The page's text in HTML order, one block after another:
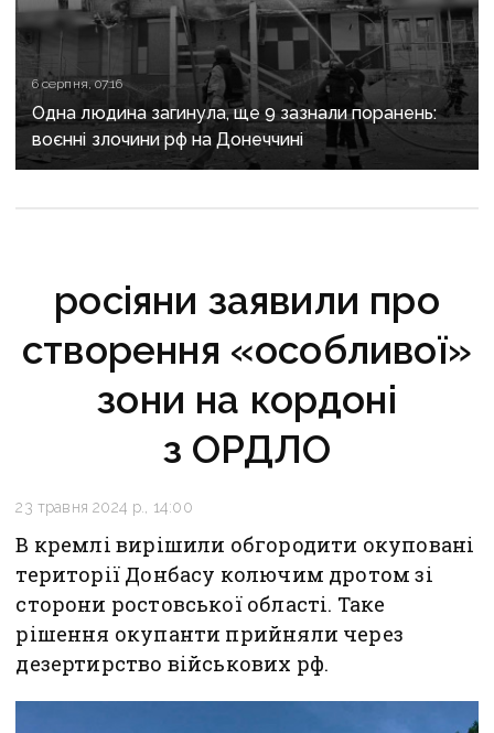
6 серпня, 07:16
Одна людина загинула, ще 9 зазнали поранень:
воєнні злочини рф на Донеччині
росіяни заявили про
створення «особливої»
зони на кордоні
з ОРДЛО
23 травня 2024 р., 14:00
В кремлі вирішили обгородити окуповані
території Донбасу колючим дротом зі
сторони ростовської області. Таке
рішення окупанти прийняли через
дезертирство військових рф.